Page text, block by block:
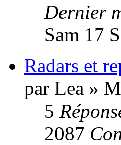
Dernier
Sam 17
Radars et
par Lea »
5
2087